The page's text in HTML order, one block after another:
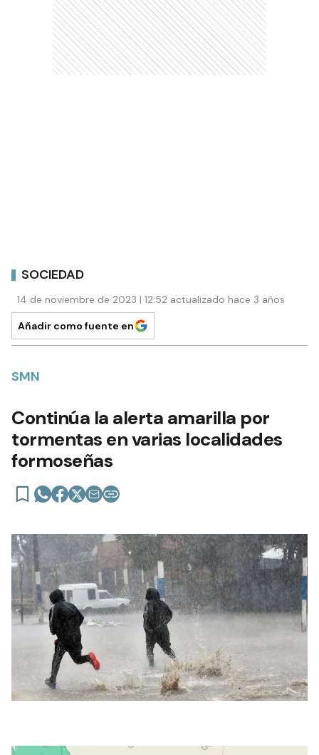
SOCIEDAD
14 de noviembre de 2023 | 12:52 actualizado hace 3 años
Añadir como fuente en
SMN
Continúa la alerta amarilla por
tormentas en varias localidades
formoseñas